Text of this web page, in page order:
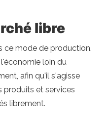
libre
ce mode de production.
loin du
afin qu'il s'agisse
produits et services
librement.